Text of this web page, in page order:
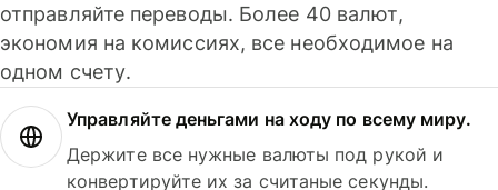
отправляйте переводы. Более 40 валют,
экономия на комиссиях, все необходимое на
одном счету.
Управляйте деньгами на ходу по всему миру.
Держите все нужные валюты под рукой и
конвертируйте их за считаные секунды.